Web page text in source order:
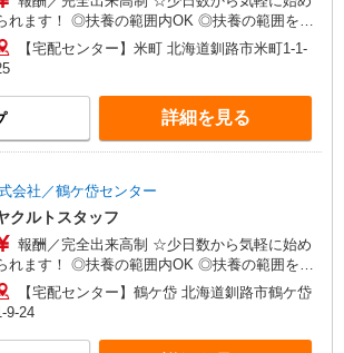
れます！ ◎扶養の範囲内OK ◎扶養の範囲を超
た高収入も応相談 月額80,000円〜 ※研修期間中
日当支払あり（5日間：時給1000円）
【宅配センター】米町 北海道釧路市米町1-1-
詳細を見る
会社／鶴ケ岱センター
クルトスタッフ
報酬／完全出来高制 ☆少日数から気軽に始め
れます！ ◎扶養の範囲内OK ◎扶養の範囲を超
た高収入も応相談 月額80,000円〜 ※研修期間中
日当支払あり（5日間：時給1000円）
【宅配センター】鶴ケ岱 北海道釧路市鶴ケ岱
9-24